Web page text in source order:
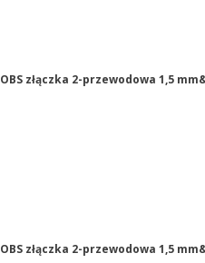
złączka 2-przewodowa 1,5
złączka 2-przewodowa 1,5